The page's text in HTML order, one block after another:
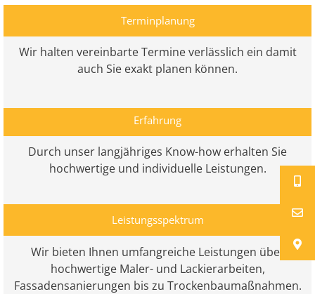
Terminplanung
Wir halten vereinbarte Termine verlässlich ein damit
auch Sie exakt planen können.
Erfahrung
Durch unser langjähriges Know-how erhalten Sie
hochwertige und individuelle Leistungen.
Leistungsspektrum
Wir bieten Ihnen umfangreiche Leistungen über
hochwertige Maler- und Lackierarbeiten,
Fassadensanierungen bis zu Trockenbaumaßnahmen.